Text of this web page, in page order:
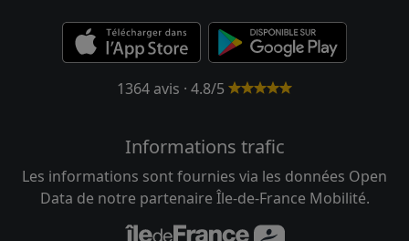
1364 avis · 4.8/5
Informations trafic
Les informations sont fournies via les données Open
Data de notre partenaire Île-de-France Mobilité.